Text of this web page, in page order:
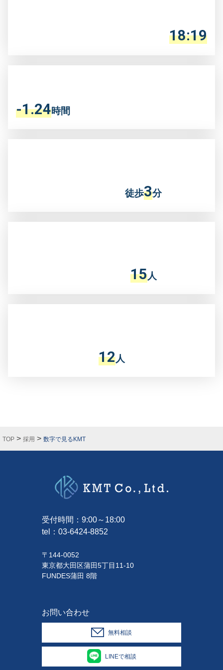
18:19
-1.24時間
徒歩3分
15人
12人
TOP > 採用 > 数字で見るKMT
受付時間：9:00～18:00
tel： 03-6424-8852
〒144-0052
東京都大田区蒲田5丁目11-10
FUNDES蒲田 8階
お問い合わせ
無料相談
LINEで相談